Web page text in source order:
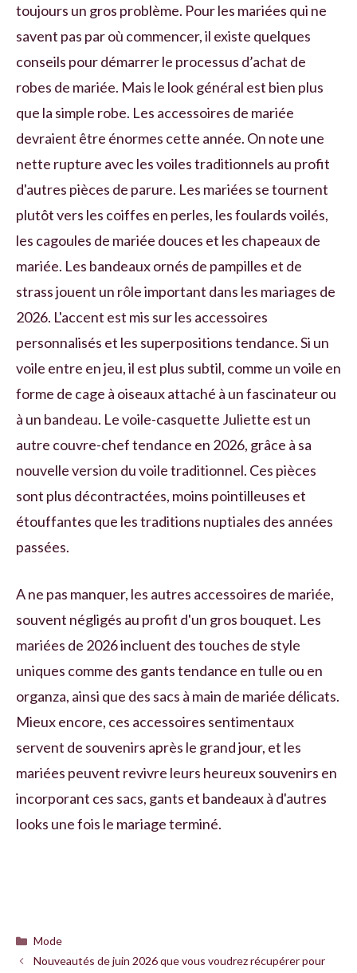
toujours un gros problème. Pour les mariées qui ne
savent pas par où commencer, il existe quelques
conseils pour démarrer le processus d’achat de
robes de mariée. Mais le look général est bien plus
que la simple robe. Les accessoires de mariée
devraient être énormes cette année. On note une
nette rupture avec les voiles traditionnels au profit
d'autres pièces de parure. Les mariées se tournent
plutôt vers les coiffes en perles, les foulards voilés,
les cagoules de mariée douces et les chapeaux de
mariée. Les bandeaux ornés de pampilles et de
strass jouent un rôle important dans les mariages de
2026. L'accent est mis sur les accessoires
personnalisés et les superpositions tendance. Si un
voile entre en jeu, il est plus subtil, comme un voile en
forme de cage à oiseaux attaché à un fascinateur ou
à un bandeau. Le voile-casquette Juliette est un
autre couvre-chef tendance en 2026, grâce à sa
nouvelle version du voile traditionnel. Ces pièces
sont plus décontractées, moins pointilleuses et
étouffantes que les traditions nuptiales des années
passées.
A ne pas manquer, les autres accessoires de mariée,
souvent négligés au profit d'un gros bouquet. Les
mariées de 2026 incluent des touches de style
uniques comme des gants tendance en tulle ou en
organza, ainsi que des sacs à main de mariée délicats.
Mieux encore, ces accessoires sentimentaux
servent de souvenirs après le grand jour, et les
mariées peuvent revivre leurs heureux souvenirs en
incorporant ces sacs, gants et bandeaux à d'autres
looks une fois le mariage terminé.
Catégories
Mode
Nouveautés de juin 2026 que vous voudrez récupérer pour